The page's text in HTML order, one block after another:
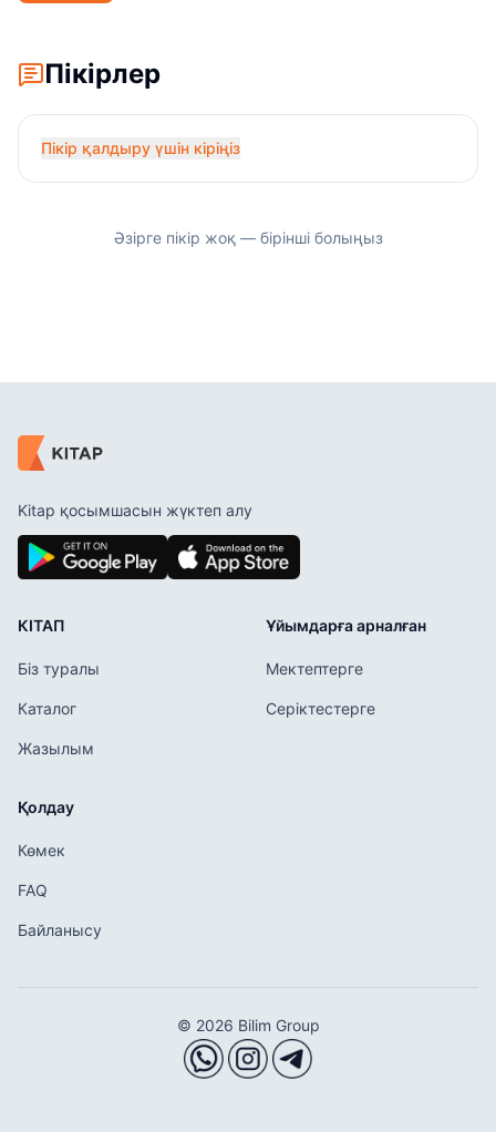
Пікірлер
Пікір қалдыру үшін кіріңіз
Әзірге пікір жоқ — бірінші болыңыз
Kitap қосымшасын жүктеп алу
КІТАП
Біз туралы
Каталог
Жазылым
Ұйымдарға арналған
Мектептерге
Серіктестерге
Қолдау
Көмек
FAQ
Байланысу
© 2026 Bilim Group